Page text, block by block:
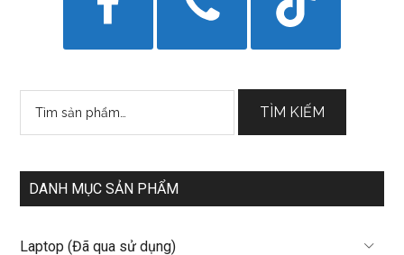
kiếm:
TÌM KIẾM
DANH MỤC SẢN PHẨM
Laptop (Đã qua sử dụng)